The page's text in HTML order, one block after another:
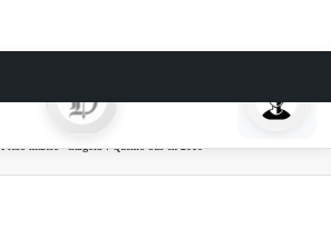
Preso marero “Gárgola”: Quemó bus en 2010